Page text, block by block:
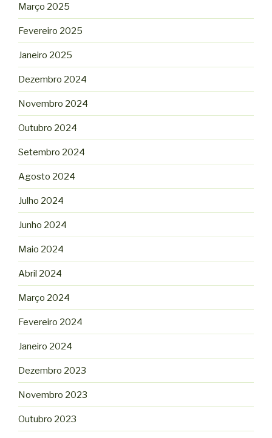
Março 2025
Fevereiro 2025
Janeiro 2025
Dezembro 2024
Novembro 2024
Outubro 2024
Setembro 2024
Agosto 2024
Julho 2024
Junho 2024
Maio 2024
Abril 2024
Março 2024
Fevereiro 2024
Janeiro 2024
Dezembro 2023
Novembro 2023
Outubro 2023